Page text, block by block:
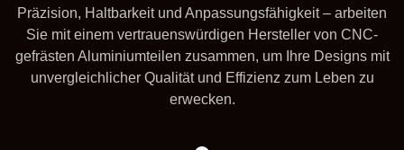
Präzision, Haltbarkeit und Anpassungsfähigkeit – arbeiten
Sie mit einem vertrauenswürdigen Hersteller von CNC-
gefrästen Aluminiumteilen zusammen, um Ihre Designs mit
unvergleichlicher Qualität und Effizienz zum Leben zu
erwecken.